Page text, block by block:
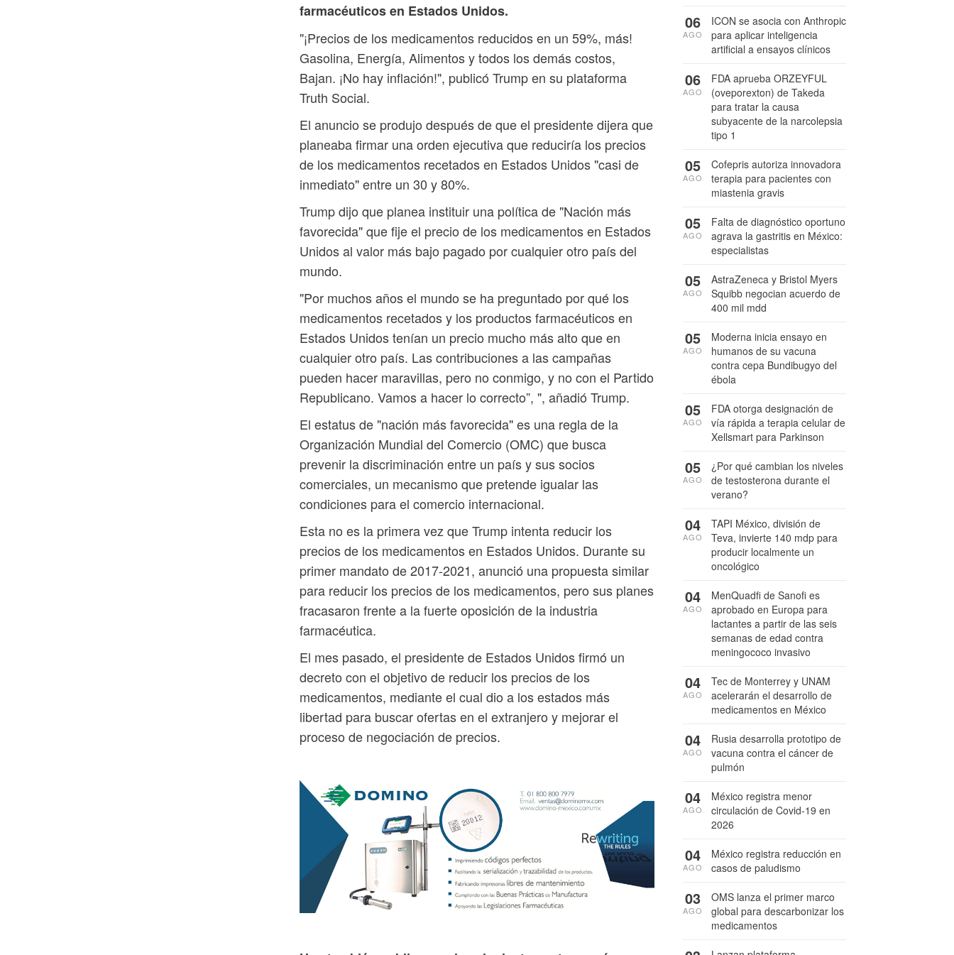
farmacéuticos en Estados Unidos.
"¡Precios de los medicamentos reducidos en un 59%, más!
Gasolina, Energía, Alimentos y todos los demás costos,
Bajan. ¡No hay inflación!", publicó Trump en su plataforma
Truth Social.
El anuncio se produjo después de que el presidente dijera que
planeaba firmar una orden ejecutiva que reduciría los precios
de los medicamentos recetados en Estados Unidos "casi de
inmediato" entre un 30 y 80%.
Trump dijo que planea instituir una política de "Nación más
favorecida" que fije el precio de los medicamentos en Estados
Unidos al valor más bajo pagado por cualquier otro país del
mundo.
"Por muchos años el mundo se ha preguntado por qué los
medicamentos recetados y los productos farmacéuticos en
Estados Unidos tenían un precio mucho más alto que en
cualquier otro país. Las contribuciones a las campañas
pueden hacer maravillas, pero no conmigo, y no con el Partido
Republicano. Vamos a hacer lo correcto”, ", añadió Trump.
El estatus de "nación más favorecida" es una regla de la
Organización Mundial del Comercio (OMC) que busca
prevenir la discriminación entre un país y sus socios
comerciales, un mecanismo que pretende igualar las
condiciones para el comercio internacional.
Esta no es la primera vez que Trump intenta reducir los
precios de los medicamentos en Estados Unidos. Durante su
primer mandato de 2017-2021, anunció una propuesta similar
para reducir los precios de los medicamentos, pero sus planes
fracasaron frente a la fuerte oposición de la industria
farmacéutica.
El mes pasado, el presidente de Estados Unidos firmó un
decreto con el objetivo de reducir los precios de los
medicamentos, mediante el cual dio a los estados más
libertad para buscar ofertas en el extranjero y mejorar el
proceso de negociación de precios.
ICON se asocia con Anthropic
para aplicar inteligencia
artificial a ensayos clínicos
06
AGO
FDA aprueba ORZEYFUL
(oveporexton) de Takeda
para tratar la causa
subyacente de la narcolepsia
tipo 1
06
AGO
Cofepris autoriza innovadora
terapia para pacientes con
miastenia gravis
05
AGO
Falta de diagnóstico oportuno
agrava la gastritis en México:
especialistas
05
AGO
AstraZeneca y Bristol Myers
Squibb negocian acuerdo de
400 mil mdd
05
AGO
Moderna inicia ensayo en
humanos de su vacuna
contra cepa Bundibugyo del
ébola
05
AGO
FDA otorga designación de
vía rápida a terapia celular de
Xellsmart para Parkinson
05
AGO
¿Por qué cambian los niveles
de testosterona durante el
verano?
05
AGO
TAPI México, división de
Teva, invierte 140 mdp para
producir localmente un
oncológico
04
AGO
MenQuadfi de Sanofi es
aprobado en Europa para
lactantes a partir de las seis
semanas de edad contra
meningococo invasivo
04
AGO
Tec de Monterrey y UNAM
acelerarán el desarrollo de
medicamentos en México
04
AGO
Rusia desarrolla prototipo de
vacuna contra el cáncer de
pulmón
04
AGO
México registra menor
circulación de Covid-19 en
2026
04
AGO
México registra reducción en
casos de paludismo
04
AGO
OMS lanza el primer marco
global para descarbonizar los
medicamentos
03
AGO